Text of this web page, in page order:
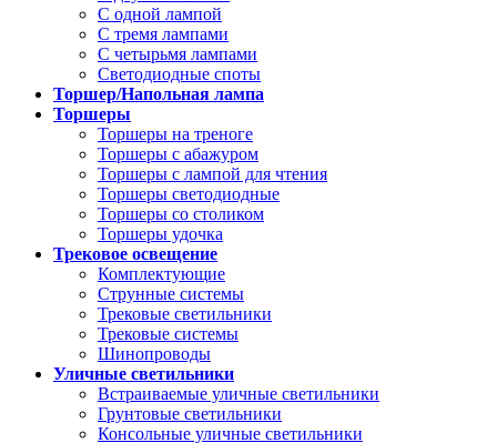
С одной лампой
С тремя лампами
С четырьмя лампами
Светодиодные споты
Торшер/Напольная лампа
Торшеры
Торшеры на треноге
Торшеры с абажуром
Торшеры с лампой для чтения
Торшеры светодиодные
Торшеры со столиком
Торшеры удочка
Трековое освещение
Комплектующие
Струнные системы
Трековые светильники
Трековые системы
Шинопроводы
Уличные светильники
Встраиваемые уличные светильники
Грунтовые светильники
Консольные уличные светильники